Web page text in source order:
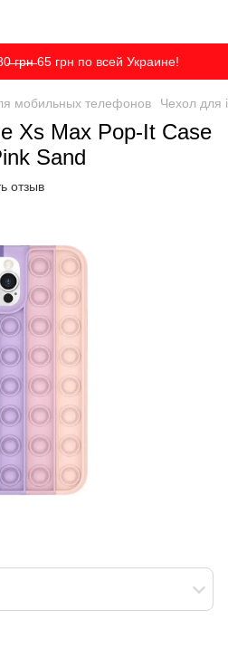
̶г̶р̶н̶ 65 грн по всей Украине!
мобильных телефонов Чехол для
Xs Max Pop-It Case
Sand
отзыв